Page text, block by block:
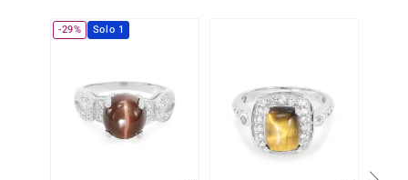
Terza pietra preziosa
Somma del peso in carati
Taglio Brillante Rotondo
Origine
Brasilien
-29% Solo 1